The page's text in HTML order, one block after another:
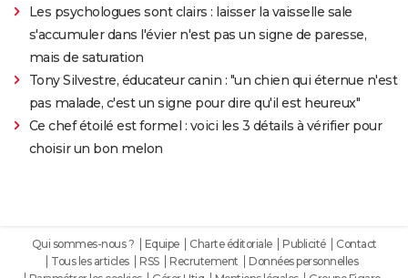
Les psychologues sont clairs : laisser la vaisselle sale
s'accumuler dans l'évier n'est pas un signe de paresse,
mais de saturation
Tony Silvestre, éducateur canin : "un chien qui éternue n'est
pas malade, c'est un signe pour dire qu'il est heureux"
Ce chef étoilé est formel : voici les 3 détails à vérifier pour
choisir un bon melon
Qui sommes-nous ? Equipe Charte éditoriale Publicité
Contact
Tous les articles
RSS Recrutement
Données personnelles